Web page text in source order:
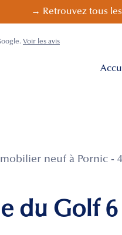
→ Retrouvez tous
Voir les avis
neuf à Pornic -
du Golf 6